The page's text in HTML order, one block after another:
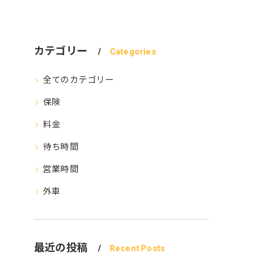
カテゴリー Categories
全てのカテゴリー
保険
料金
待ち時間
営業時間
外車
最近の投稿 Recent Posts